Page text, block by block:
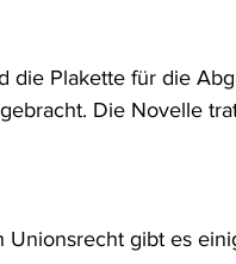
die Plakette für die
Die Novelle
Unionsrecht gibt es